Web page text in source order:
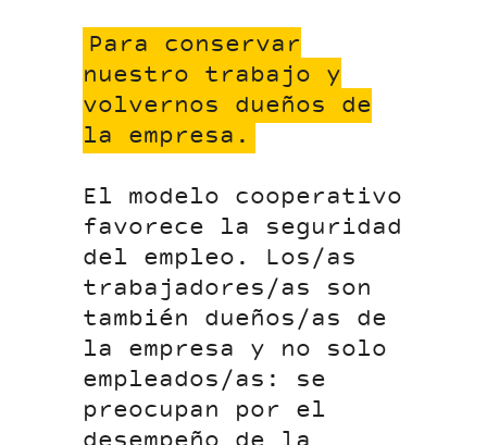
Para conservar
nuestro trabajo y
volvernos dueños de
la empresa.
El modelo cooperativo
favorece la seguridad
del empleo. Los/as
trabajadores/as son
también dueños/as de
la empresa y no solo
empleados/as: se
preocupan por el